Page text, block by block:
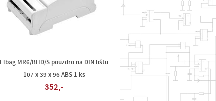
Elbag MR6/BHD/S pouzdro na DIN lištu
107 x 39 x 96 ABS 1 ks
352,-